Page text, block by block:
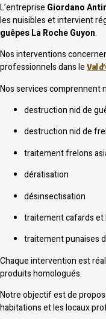
L’entreprise Giordano
les nuisibles et intervient
guêpes La Roche Guyon.
Nos interventions
professionnels dans le Val
Nos services comprennent
destruction nid de
destruction nid de
traitement frelons
dératisation
désinsectisation
traitement cafards et
traitement punaises
Chaque intervention est
produits homologués.
Notre objectif est de
habitations et les locaux